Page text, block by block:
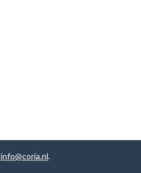
info@coria.nl.